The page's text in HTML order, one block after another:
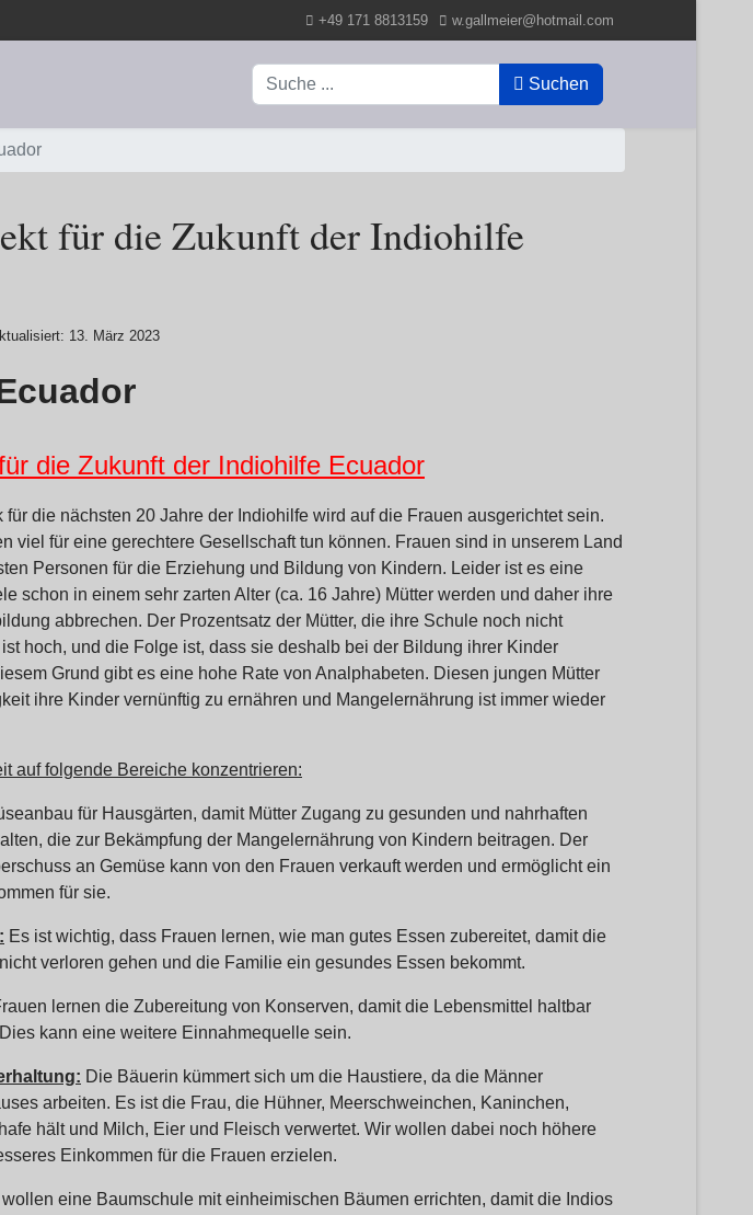
+49 171 8813159 w.gallmeier@hotmail.com
Suchen Suchen
für die Zukunft der Indiohilfe
13. März 2023
die Zukunft der Indiohilfe Ecuador
für die nächsten 20 Jahre der Indiohilfe wird auf die Frauen ausgerichtet sein.
viel für eine gerechtere Gesellschaft tun können. Frauen sind in unserem Land
Personen für die Erziehung und Bildung von Kindern. Leider ist es eine
schon in einem sehr zarten Alter (ca. 16 Jahre) Mütter werden und daher ihre
abbrechen. Der Prozentsatz der Mütter, die ihre Schule noch nicht
hoch, und die Folge ist, dass sie deshalb bei der Bildung ihrer Kinder
Grund gibt es eine hohe Rate von Analphabeten. Diesen jungen Mütter
ihre Kinder vernünftig zu ernähren und Mangelernährung ist immer wieder
auf folgende Bereiche konzentrieren:
für Hausgärten, damit Mütter Zugang zu gesunden und nahrhaften
die zur Bekämpfung der Mangelernährung von Kindern beitragen. Der
an Gemüse kann von den Frauen verkauft werden und ermöglicht ein
für sie.
Es ist wichtig, dass Frauen lernen, wie man gutes Essen zubereitet, damit die
verloren gehen und die Familie ein gesundes Essen bekommt.
lernen die Zubereitung von Konserven, damit die Lebensmittel haltbar
kann eine weitere Einnahmequelle sein.
Die Bäuerin kümmert sich um die Haustiere, da die Männer
arbeiten. Es ist die Frau, die Hühner, Meerschweinchen, Kaninchen,
hält und Milch, Eier und Fleisch verwertet. Wir wollen dabei noch höhere
Einkommen für die Frauen erzielen.
eine Baumschule mit einheimischen Bäumen errichten, damit die Indios